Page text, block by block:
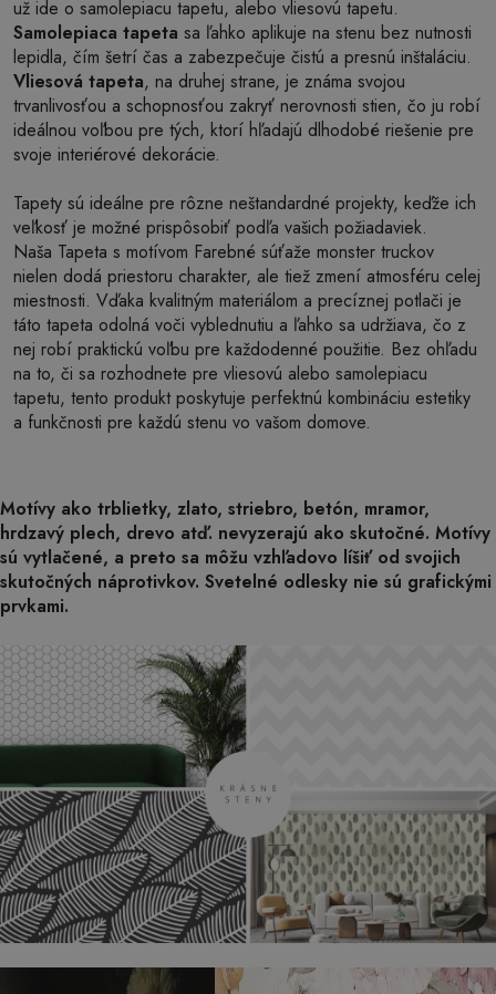
už ide o samolepiacu tapetu, alebo vliesovú tapetu.
Samolepiaca tapeta sa ľahko aplikuje na stenu bez nutnosti
lepidla, čím šetrí čas a zabezpečuje čistú a presnú inštaláciu.
Vliesová tapeta, na druhej strane, je známa svojou
trvanlivosťou a schopnosťou zakryť nerovnosti stien, čo ju robí
ideálnou voľbou pre tých, ktorí hľadajú dlhodobé riešenie pre
svoje interiérové dekorácie.
Tapety sú ideálne pre rôzne neštandardné projekty, keďže ich
veľkosť je možné prispôsobiť podľa vašich požiadaviek.
Naša Tapeta s motívom Farebné súťaže monster truckov
nielen dodá priestoru charakter, ale tiež zmení atmosféru celej
miestnosti. Vďaka kvalitným materiálom a precíznej potlači je
táto tapeta odolná voči vyblednutiu a ľahko sa udržiava, čo z
nej robí praktickú voľbu pre každodenné použitie. Bez ohľadu
na to, či sa rozhodnete pre vliesovú alebo samolepiacu
tapetu, tento produkt poskytuje perfektnú kombináciu estetiky
a funkčnosti pre každú stenu vo vašom domove.
Motívy ako trblietky, zlato, striebro, betón, mramor,
hrdzavý plech, drevo atď. nevyzerajú ako skutočné. Motívy
sú vytlačené, a preto sa môžu vzhľadovo líšiť od svojich
skutočných náprotivkov. Svetelné odlesky nie sú grafickými
prvkami.